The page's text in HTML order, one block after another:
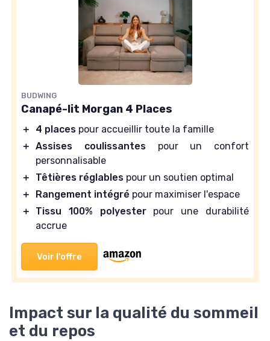
BUDWING
Canapé-lit Morgan 4 Places
＋ 4 places pour accueillir toute la famille
＋ Assises coulissantespour un confort
personnalisable
＋
Têtières réglables pour un soutien optimal
＋
Rangement intégré pour maximiser l'espace
＋
Tissu 100% polyesterpour une durabilité
accrue
Voir l'offre
Impact sur la qualité du sommeil
et du repos